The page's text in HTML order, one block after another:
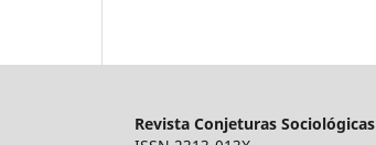
Revista Conjeturas Sociológicas